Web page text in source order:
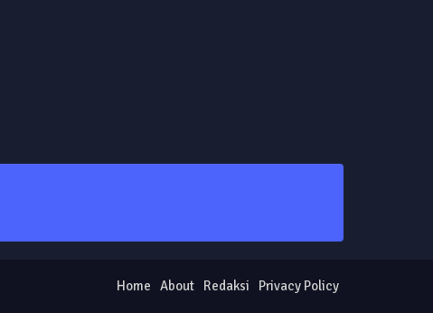
Home About Redaksi Privacy Policy